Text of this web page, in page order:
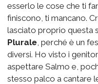
esserlo le cose che ti
finiscono, ti mancano.
lasciato proprio questa
Plurale , perché è un
diversi. Ho visto i
aspettare Salmo e,
stesso palco a cantare